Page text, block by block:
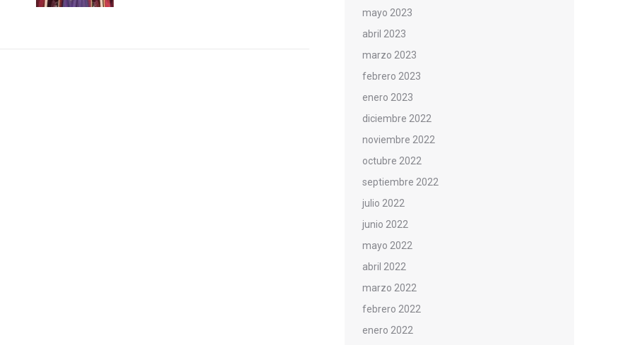
mayo 2023
abril 2023
marzo 2023
febrero 2023
enero 2023
diciembre 2022
noviembre 2022
octubre 2022
septiembre 2022
julio 2022
junio 2022
mayo 2022
abril 2022
marzo 2022
febrero 2022
enero 2022